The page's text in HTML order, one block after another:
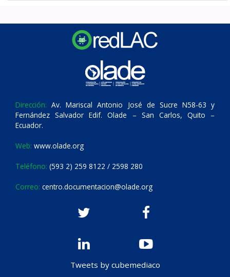
Dirección: Av. Mariscal Antonio José de Sucre N58-63 y
Fernández Salvador Edif. Olade – San Carlos, Quito –
Ecuador.
Web: www.olade.org
Teléfono: (593 2) 259 8122 / 2598 280
Correo: centro.documentacion@olade.org
Tweets by cubemediaco